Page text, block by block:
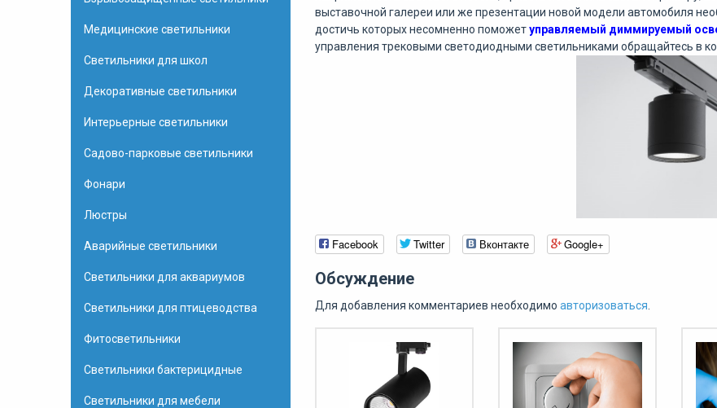
Медицинские светильники
Светильники для школ
Декоративные светильники
Интерьерные светильники
Садово-парковые светильники
Фонари
Люстры
Аварийные светильники
Светильники для аквариумов
Светильники для птицеводства
Фитосветильники
Светильники бактерицидные
Светильники для мебели
выставочной галереи или же презентации новой модели автомобиля
достичь которыхнесомненно поможетуправляемый диммируемый
управления трековыми светодиодными светильниками обращайтесь в
Facebook Twitter Вконтакте Google+
Обсуждение
Для добавления комментариев необходимо авторизоваться